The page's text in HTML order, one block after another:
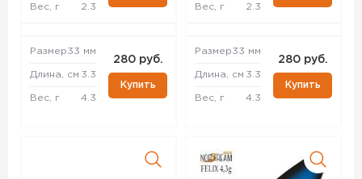
Вес, г 2.3
Размер33 мм
Длина, см 3.3
Вес, г 4.3
280 руб.
Купить
Вес, г 2.3
Размер33 мм
Длина, см 3.3
Вес, г 4.3
280 руб.
Купить